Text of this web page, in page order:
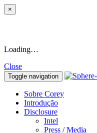
×
Loading…
Close
Toggle navigation
Sobre Corey
Introdução
Disclosure
Intel
Press / Media